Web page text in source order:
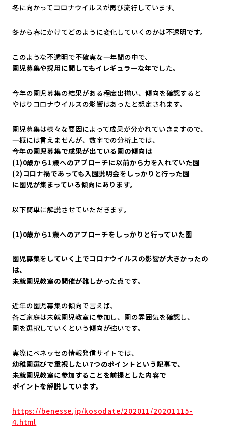
冬に向かってコロナウイルスが再び流行しています。
冬から春にかけてどのように変化していくのかは不透明です。
このような不透明で不確実な一年間の中で、
園児募集や採用に関してもイレギュラーな年でした。
今年の園児募集の結果がある程度出揃い、傾向を確認すると
やはりコロナウイルスの影響はあったと想定されます。
園児募集は様々な要因によって成果が分かれていきますので、
一概には言えませんが、数字での分析上では、
今年の園児募集で成果が出ている園の傾向は
(1)0歳から1歳へのアプローチに以前から力を入れていた園
(2)コロナ禍であっても入園説明会をしっかりと行った園
に園児が集まっている傾向にあります。
以下簡単に解説させていただきます。
(1)0歳から1歳へのアプローチをしっかりと行っていた園
園児募集をしていく上でコロナウイルスの影響が大きかったの
は、
未就園児教室の開催が難しかった点です。
近年の園児募集の傾向で言えば、
各ご家庭は未就園児教室に参加し、園の雰囲気を確認し、
園を選択していくという傾向が強いです。
実際にベネッセの情報発信サイトでは、
幼稚園選びで重視したい7つのポイントという記事で、
未就園児教室に参加することを前提とした内容で
ポイントを解説しています。
https://benesse.jp/kosodate/202011/20201115-
4.html